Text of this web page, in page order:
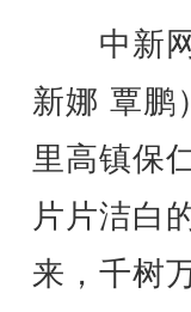
中新网
新娜 覃鹏
里高镇保
片片洁白
来，千树